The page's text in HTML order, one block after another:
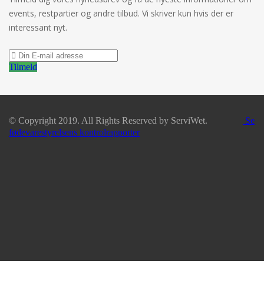
events, restpartier og andre tilbud. Vi skriver kun hvis der er
interessant nyt.
Tilmeld
© Copyright 2019. All Rights Reserved by ServiWet.
Se
fødevarestyrelsens kontrolrapporter